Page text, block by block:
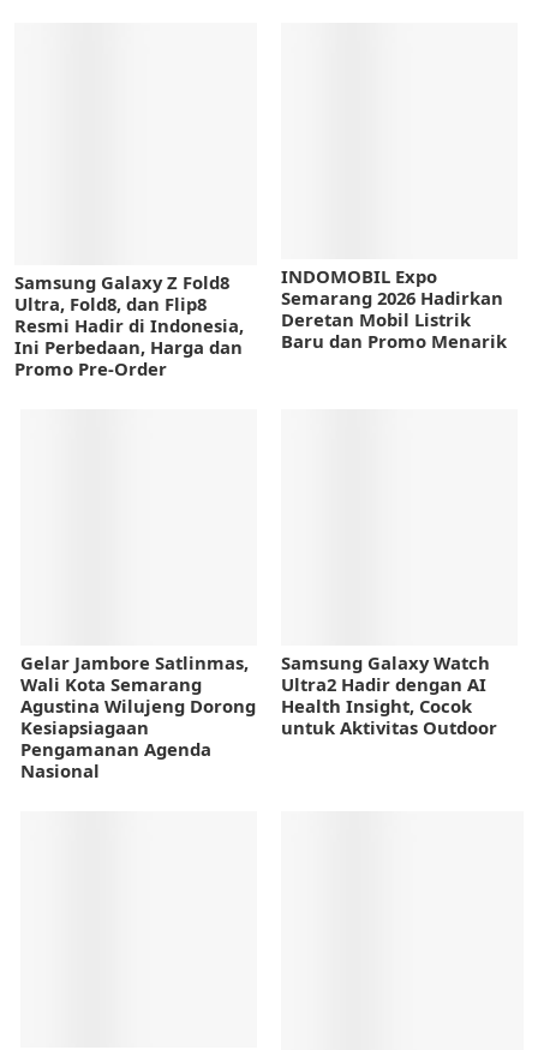
Samsung Galaxy Z Fold8
Ultra, Fold8, dan Flip8
Resmi Hadir di Indonesia,
Ini Perbedaan, Harga dan
Promo Pre-Order
INDOMOBIL Expo
Semarang 2026 Hadirkan
Deretan Mobil Listrik
Baru dan Promo Menarik
Gelar Jambore Satlinmas,
Wali Kota Semarang
Agustina Wilujeng Dorong
Kesiapsiagaan
Pengamanan Agenda
Nasional
Samsung Galaxy Watch
Ultra2 Hadir dengan AI
Health Insight, Cocok
untuk Aktivitas Outdoor